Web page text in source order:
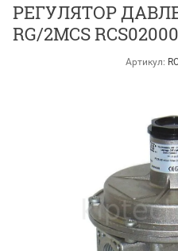
РЕГУЛЯТОР
RG/2MCS
Артикул: